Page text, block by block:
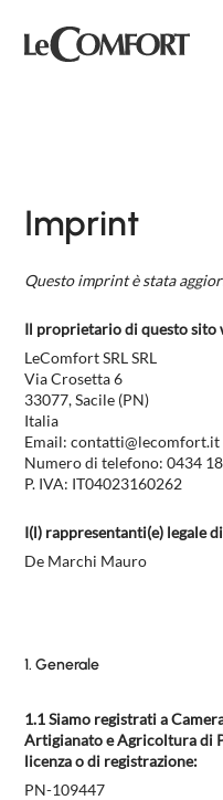
DIVANI LETTO
POLTRONCINE E
COMPLEMENTI
MATERASSI E RETI
DAYTIME
DAYLIGHT
SPACE
BUBBLE
NIGHTIME
EVENTI E NEWS
Imprint
Questo imprint è stata
Il proprietario di questo sito
LeComfort SRL SRL
Via Crosetta 6
33077, Sacile (PN)
Italia
Email:contatti@lecomfort.it
Numero di telefono: 0434
P. IVA: IT04023160262
I(l) rappresentanti(e) legale
De Marchi Mauro
1. Generale
1.1 Siamo registrati a
Artigianato e Agricoltura di
licenza o di registrazione:
PN-109447